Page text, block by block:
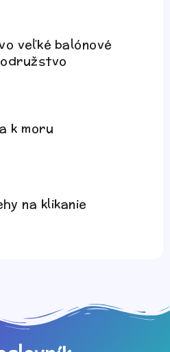
veľké balónové
k moru
na klikanie